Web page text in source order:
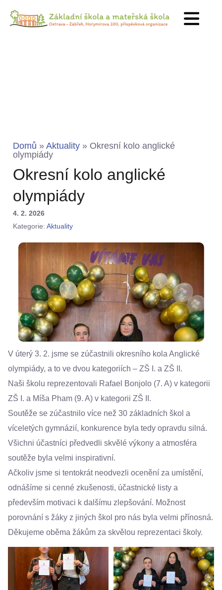
Domů » Aktuality » Okresní kolo anglické
olympiády
Okresní kolo anglické
olympiády
4. 2. 2026
Kategorie: Aktuality
V úterý 3. 2. jsme se zúčastnili okresního kola Anglické
olympiády, a to ve dvou kategoriích – ZŠ I. a ZŠ II.
Naši školu reprezentovali Rafael Bonjolo (7. A) v kategorii
ZŠ I. a Míša Pham (9. A) v kategorii ZŠ II.
Soutěže se zúčastnilo více než 30 základních škol a
víceletých gymnázií, konkurence byla tedy opravdu silná.
Všichni účastníci předvedli skvělé výkony a atmosféra
soutěže byla velmi inspirativní.
Ačkoliv jsme si tentokrát neodvezli ocenění za umístění,
odnášíme si cenné zkušenosti, účastnické listy a
především motivaci k dalšímu zlepšování. Možnost
porovnání s žáky z jiných škol pro nás byla velmi přínosná.
Děkujeme oběma žákům za skvělou reprezentaci školy.